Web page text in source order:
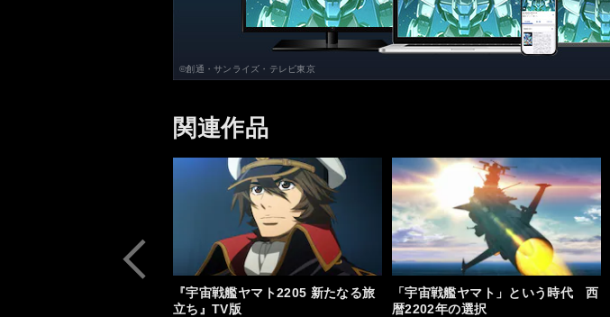
©創通・サンライズ・テレビ東京
関連作品
『宇宙戦艦ヤマト2205 新たなる旅
立ち』TV版
「宇宙戦艦ヤマト」という時代 西
暦2202年の選択